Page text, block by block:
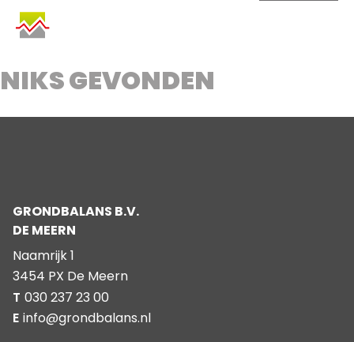
TO
CONTENT
NIKS GEVONDEN
GRONDBALANS B.V.
DE MEERN
Naamrijk 1
3454 PX De Meern
T 030 237 23 00
E info@grondbalans.nl